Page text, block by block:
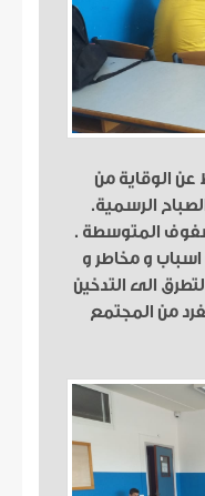
عن الوقاية من
الرسمية.
من الصفوف المتوسطة .
و مخاطر و
الى التدخين
من المجتمع